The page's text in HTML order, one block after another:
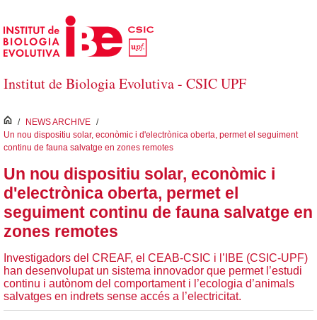
Salta al contingut principal
Institut de Biologia Evolutiva - CSIC UPF
inici
/ NEWS ARCHIVE /
Un nou dispositiu solar, econòmic i d'electrònica oberta, permet el seguiment
continu de fauna salvatge en zones remotes
Un nou dispositiu solar, econòmic i
d'electrònica oberta, permet el
seguiment continu de fauna salvatge en
zones remotes
Investigadors del CREAF, el CEAB-CSIC i l’IBE (CSIC-UPF)
han desenvolupat un sistema innovador que permet l’estudi
continu i autònom del comportament i l’ecologia d’animals
salvatges en indrets sense accés a l’electricitat.